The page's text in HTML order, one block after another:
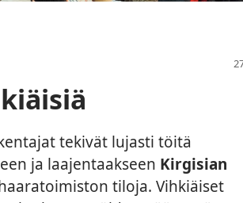
tekivät lujasti töitä
ja laajentaakseen Kirgisian
tiloja. Vihkiäiset